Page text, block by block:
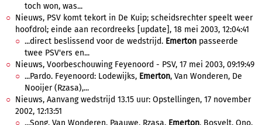
toch won, was...
Nieuws, PSV komt tekort in De Kuip; scheidsrechter speelt weer
hoofdrol; einde aan recordreeks [update], 18 mei 2003, 12:04:41
...direct beslissend voor de wedstrijd. Emerton passeerde
twee PSV'ers en...
Nieuws, Voorbeschouwing Feyenoord - PSV, 17 mei 2003, 09:19:49
...Pardo. Feyenoord: Lodewijks, Emerton, Van Wonderen, De
Nooijer (Rzasa),...
Nieuws, Aanvang wedstrijd 13.15 uur: Opstellingen, 17 november
2002, 12:13:51
...Song, Van Wonderen, Paauwe, Rzasa, Emerton, Bosvelt, Ono,